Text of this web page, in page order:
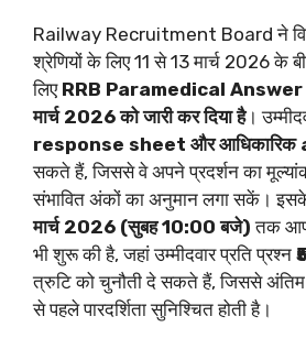
Railway Recruitment Board ने
श्रेणियों के लिए 11 से 13 मार्च 2026 के
लिए RRB Paramedical Answer
मार्च 2026 को जारी कर दिया है।
response sheet और
सकते हैं, जिससे वे अपने प्रदर्शन का
संभावित अंकों का अनुमान लगा सकें।
मार्च 2026 (सुबह 10:00 बजे) तक
भी शुरू की है, जहां उम्मीदवार प्रति प्रश्न
त्रुटि को चुनौती दे सकते हैं, जिससे
से पहले पारदर्शिता सुनिश्चित होती है।